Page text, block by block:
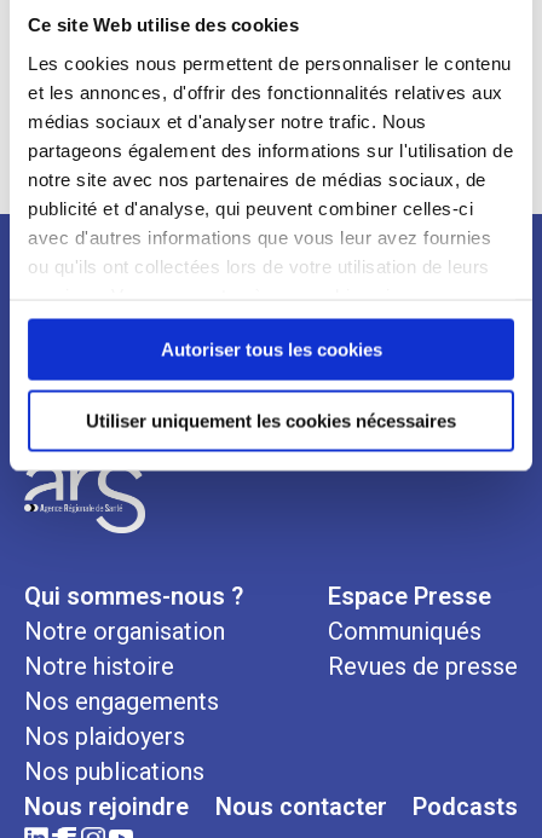
Ce site Web utilise des cookies
Les cookies nous permettent de personnaliser le contenu
et les annonces, d'offrir des fonctionnalités relatives aux
médias sociaux et d'analyser notre trafic. Nous
partageons également des informations sur l'utilisation de
notre site avec nos partenaires de médias sociaux, de
publicité et d'analyse, qui peuvent combiner celles-ci
avec d'autres informations que vous leur avez fournies
ou qu'ils ont collectées lors de votre utilisation de leurs
continuez à utiliser notre site Web.
Autoriser tous les cookies
Utiliser uniquement les cookies nécessaires
humanitarian response to a policy of social justice.
transformation.
Télécharger le rapport
Qui sommes-nous ?
Notre organisation
Notre histoire
Nos engagements
Nos plaidoyers
Nos publications
Espace Presse
Communiqués
Revues de presse
Nous rejoindre Nous contacter Podcasts